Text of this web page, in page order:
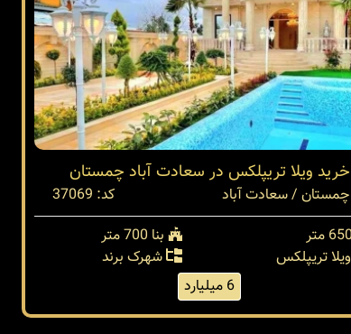
خرید ویلا تریپلکس در سعادت آباد چمستان
چمستان / سعادت آباد
کد: 37069
بنا 700 متر
ویلا تریپلکس
شهرک برند
6 میلیارد